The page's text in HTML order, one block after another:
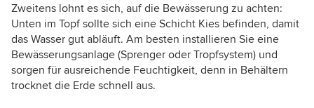
Zweitens lohnt es sich, auf die Bewässerung zu achten:
Unten im Topf sollte sich eine Schicht Kies befinden, damit
das Wasser gut abläuft. Am besten installieren Sie eine
Bewässerungsanlage (Sprenger oder Tropfsystem) und
sorgen für ausreichende Feuchtigkeit, denn in Behältern
trocknet die Erde schnell aus.